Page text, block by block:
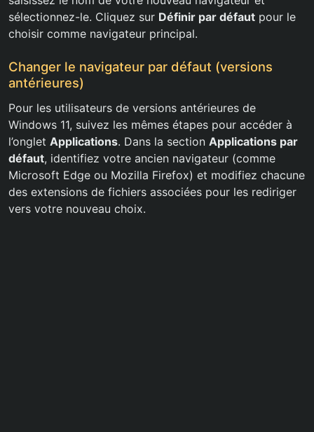
sélectionnez-le. Cliquez sur Définir par défaut pour le
choisir comme navigateur principal.
Changer le navigateur par défaut (versions
antérieures)
Pour les utilisateurs de versions antérieures de
Windows 11, suivez les mêmes étapes pour accéder à
l’onglet Applications. Dans la section Applications par
défaut, identifiez votre ancien navigateur (comme
Microsoft Edge ou Mozilla Firefox) et modifiez chacune
des extensions de fichiers associées pour les rediriger
vers votre nouveau choix.